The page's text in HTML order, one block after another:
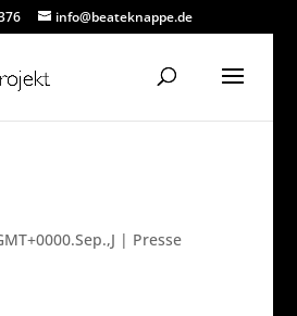
info@beateknappe.de
| Presse